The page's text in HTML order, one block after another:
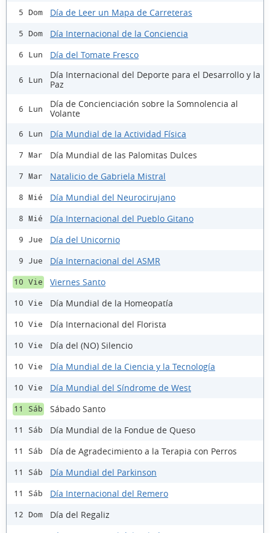
5 Dom Día de Leer un Mapa de Carreteras
5 Dom Día Internacional de la Conciencia
6 Lun Día del Tomate Fresco
6 Lun
Día Internacional del Deporte para el Desarrollo y la
Paz
6 Lun
Día de Concienciación sobre la Somnolencia al
Volante
6 Lun Día Mundial de la Actividad Física
7 Mar Día Mundial de las Palomitas Dulces
7 Mar Natalicio de Gabriela Mistral
8 Mié Día Mundial del Neurocirujano
8 Mié Día Internacional del Pueblo Gitano
9 Jue Día del Unicornio
9 Jue Día Internacional del ASMR
10 Vie Viernes Santo
10 Vie Día Mundial de la Homeopatía
10 Vie Día Internacional del Florista
10 Vie Día del (NO) Silencio
10 Vie Día Mundial de la Ciencia y la Tecnología
10 Vie Día Mundial del Síndrome de West
11 Sáb Sábado Santo
11 Sáb Día Mundial de la Fondue de Queso
11 Sáb Día de Agradecimiento a la Terapia con Perros
11 Sáb Día Mundial del Parkinson
11 Sáb Día Internacional del Remero
12 Dom Día del Regaliz